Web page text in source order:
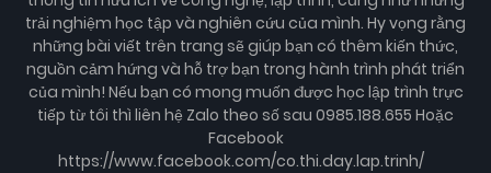
trải nghiệm học tập và nghiên cứu của mình. Hy vọng rằng
những bài viết trên trang sẽ giúp bạn có thêm kiến thức,
nguồn cảm hứng và hỗ trợ bạn trong hành trình phát triển
của mình! Nếu bạn có mong muốn được học lập trình trực
tiếp từ tôi thì liên hệ Zalo theo số sau 0985.188.655 Hoặc
Facebook
https://www.facebook.com/co.thi.day.lap.trinh/